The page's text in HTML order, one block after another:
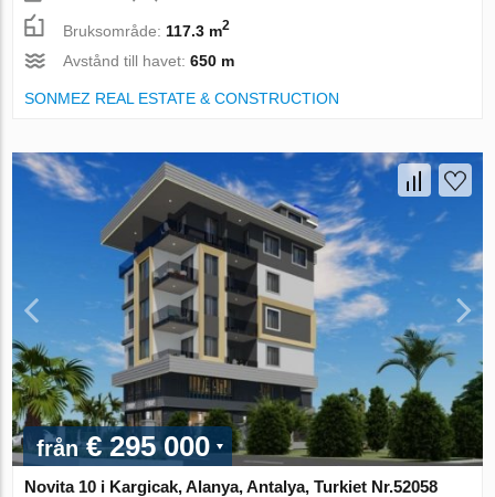
Bruksområde: 117.3 m2
Avstånd till havet:650 m
SONMEZ REAL ESTATE & CONSTRUCTION
från€ 295 000
Novita 10 i Kargicak, Alanya, Antalya, Turkiet Nr.52058